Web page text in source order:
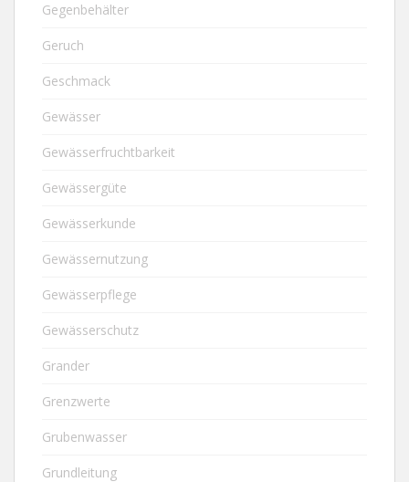
Gegenbehälter
Geruch
Geschmack
Gewässer
Gewässerfruchtbarkeit
Gewässergüte
Gewässerkunde
Gewässernutzung
Gewässerpflege
Gewässerschutz
Grander
Grenzwerte
Grubenwasser
Grundleitung